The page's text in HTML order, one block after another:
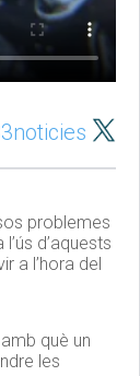
problemes
d’aquests
a l’hora del
què un
les